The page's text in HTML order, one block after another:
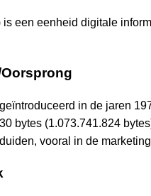
is een eenheid digitale
in de jaren
bytes (1.073.741.824
vooral in de